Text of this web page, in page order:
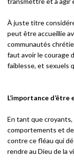
À juste titre
peut être accueillie
communautés
faut avoir le courage
faiblesse, et sexuels
L’importance d’être
En tant que
comportements et
contre ce fléau qui
rendre au Dieu de la